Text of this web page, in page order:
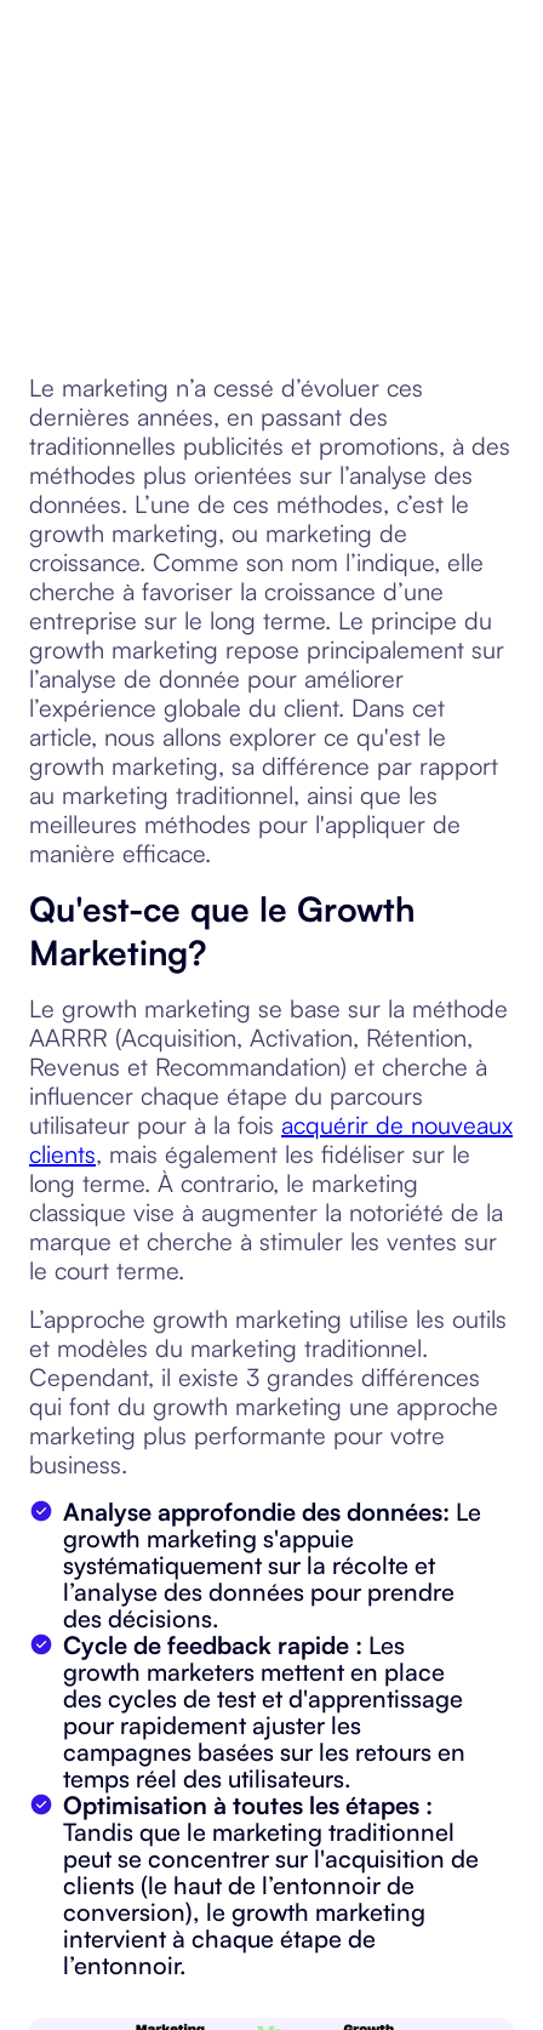
Le marketing n’a cessé d’évoluer ces
dernières années, en passant des
traditionnelles publicités et promotions, à des
méthodes plus orientées sur l’analyse des
données. L’une de ces méthodes, c’est le
growth marketing, ou marketing de
croissance. Comme son nom l’indique, elle
cherche à favoriser la croissance d’une
entreprise sur le long terme. Le principe du
growth marketing repose principalement sur
l’analyse de donnée pour améliorer
l’expérience globale du client. Dans cet
article, nous allons explorer ce qu'est le
growth marketing, sa différence par rapport
au marketing traditionnel, ainsi que les
meilleures méthodes pour l'appliquer de
manière efficace.
Qu'est-ce que le Growth
Marketing?
Le growth marketing se base sur la méthode
AARRR (Acquisition, Activation, Rétention,
Revenus et Recommandation) et cherche à
influencer chaque étape du parcours
utilisateur pour à la fois acquérir de nouveaux
clients, mais également les fidéliser sur le
long terme. À contrario, le marketing
classique vise à augmenter la notoriété de la
marque et cherche à stimuler les ventes sur
le court terme.
L’approche growth marketing utilise les outils
et modèles du marketing traditionnel.
Cependant, il existe 3 grandes différences
qui font du growth marketing une approche
marketing plus performante pour votre
business.
Analyse approfondie des données: Le
growth marketing s'appuie
systématiquement sur la récolte et
l’analyse des données pour prendre
des décisions.
Cycle de feedback rapide : Les
growth marketers mettent en place
des cycles de test et d'apprentissage
pour rapidement ajuster les
campagnes basées sur les retours en
temps réel des utilisateurs.
Optimisation à toutes les étapes :
Tandis que le marketing traditionnel
peut se concentrer sur l'acquisition de
clients (le haut de l’entonnoir de
conversion), le growth marketing
intervient à chaque étape de
l’entonnoir.